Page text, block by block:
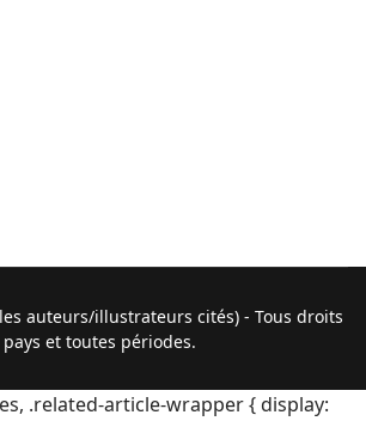
auteurs/illustrateurs cités) - Tous droits
et toutes périodes.
.related-article-wrapper { display: